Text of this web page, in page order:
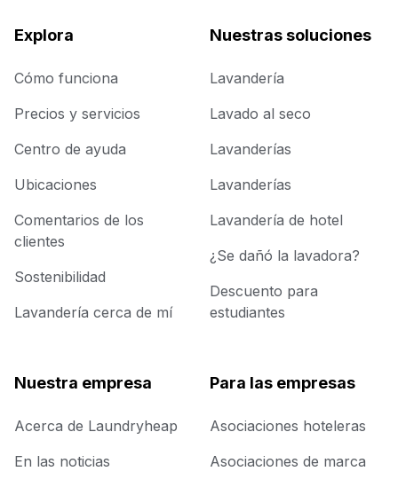
Explora
Cómo funciona
Precios y servicios
Centro de ayuda
Ubicaciones
Comentarios de los
clientes
Sostenibilidad
Lavandería cerca de mí
Nuestras soluciones
Lavandería
Lavado al seco
Lavanderías
Lavanderías
Lavandería de hotel
¿Se dañó la lavadora?
Descuento para
estudiantes
Nuestra empresa
Acerca de Laundryheap
En las noticias
Para las empresas
Asociaciones hoteleras
Asociaciones de marca